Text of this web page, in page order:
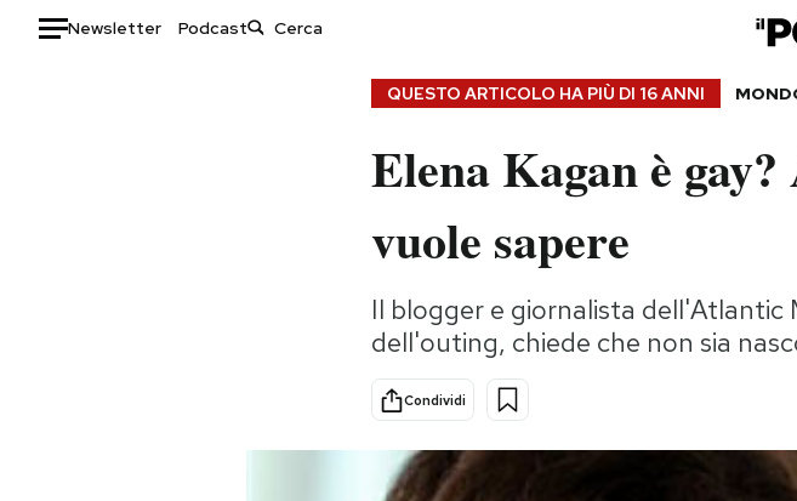
Newsletter Podcast
Ok Boomer!
Altrecose
Mondiali calcio 2026
QUESTO ARTICOLO HA PIÙ DI 16 ANNI
Elena Kagan è
vuole sapere
Il blogger e giornalista
dell'outing, chiede che non sia
Condividi